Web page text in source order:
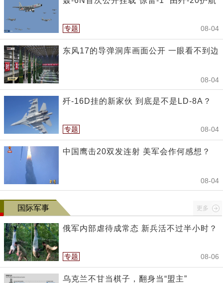
专题 08-04
东风17的导弹洞库画面公开 一眼看不到边
08-04
歼-16D挂的新家伙 到底是不是LD-8A？
专题 08-04
中国鹰击20双发连射 美军会作何感想？
08-04
国际军事 更多
俄军内部虐待成常态 新兵活不过半小时？
专题 08-06
乌克兰不甘当棋子，翻身当“盟主”